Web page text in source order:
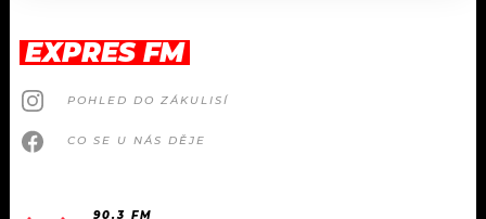
EXPRES FM
POHLED DO ZÁKULISÍ
CO SE U NÁS DĚJE
90.3 FM